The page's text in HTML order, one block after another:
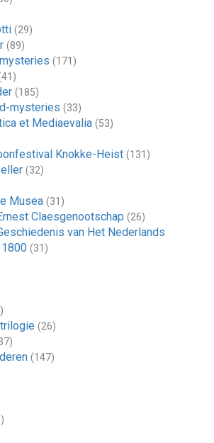
(29)
(89)
(171)
(185)
mysteries (33)
et Mediaevalia (53)
Knokke-Heist (131)
(32)
Musea (31)
Claesgenootschap (26)
van Het Nederlands
(31)
(26)
(147)